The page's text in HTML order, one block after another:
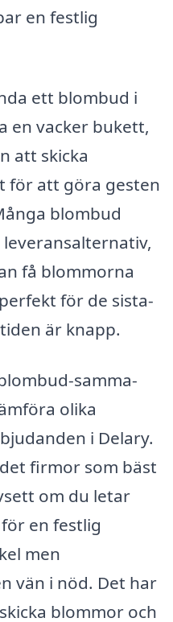
en festlig
ett blombud i
en vacker bukett,
att skicka
för att göra gesten
blombud
få blommorna
för de sista-
är knapp.
samma-
olika
i Delary.
firmor som bäst
om du letar
en festlig
men
vän i nöd. Det har
blommor och